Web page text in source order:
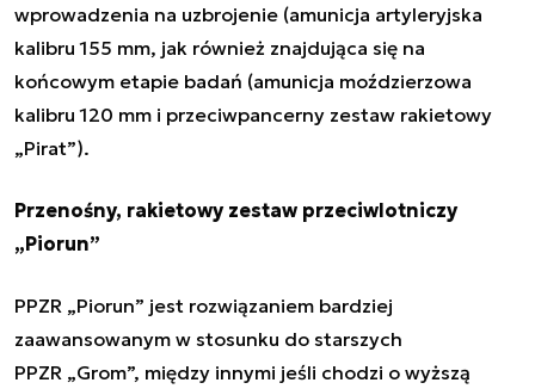
wprowadzenia na uzbrojenie (amunicja artyleryjska
kalibru 155 mm, jak również znajdująca się na
końcowym etapie badań (amunicja moździerzowa
kalibru 120 mm i przeciwpancerny zestaw rakietowy
„Pirat”).
Przenośny, rakietowy zestaw przeciwlotniczy
„Piorun”
PPZR „Piorun” jest rozwiązaniem bardziej
zaawansowanym w stosunku do starszych
PPZR „Grom”, między innymi jeśli chodzi o wyższą